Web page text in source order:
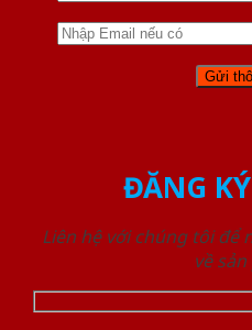
ĐĂNG
Liên hệ với chúng tôi để
về